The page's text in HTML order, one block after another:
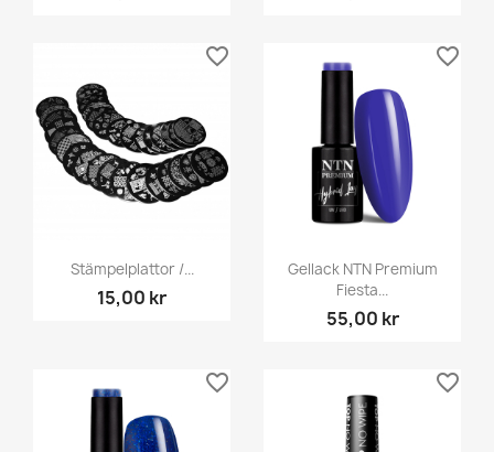
Stämpelplattor /...
15,00 kr
favorite_border
Gellack NTN Premium
Fiesta...
55,00 kr
favorite_border
favorite_border favorite_border